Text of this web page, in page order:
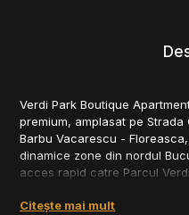
Verdi Park Boutique
premium, amplasat pe
Barbu Vacarescu -
dinamice zone din nordul
acces rapid catre Parcul
in comun.
Citește mai mult